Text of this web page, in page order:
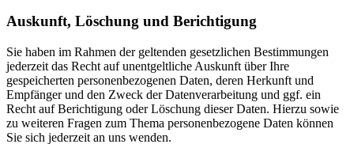
Auskunft, Löschung und Berichtigung
Sie haben im Rahmen der geltenden gesetzlichen Bestimmungen
jederzeit das Recht auf unentgeltliche Auskunft über Ihre
gespeicherten personenbezogenen Daten, deren Herkunft und
Empfänger und den Zweck der Datenverarbeitung und ggf. ein
Recht auf Berichtigung oder Löschung dieser Daten. Hierzu sowie
zu weiteren Fragen zum Thema personenbezogene Daten können
Sie sich jederzeit an uns wenden.